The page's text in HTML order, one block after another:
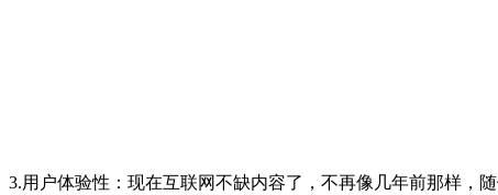
3.用户体验性：现在互联网不缺内容了，不再像几年前那样，